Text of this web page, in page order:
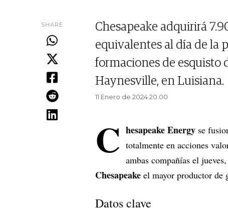
SHARE
Chesapeake adquirirá
equivalentes al día de la
formaciones de esquisto
Haynesville, en Luisiana.
11 Enero de 2024 20.00
C hesapeake Energy se
totalmente en acciones
ambas compañías el
Chesapeake el mayor productor de
Datos clave